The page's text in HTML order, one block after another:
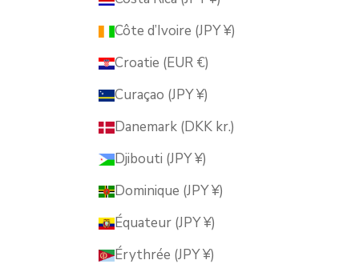
Côte d’Ivoire (JPY ¥)
Croatie (EUR €)
Curaçao (JPY ¥)
Danemark (DKK kr.)
Djibouti (JPY ¥)
Dominique (JPY ¥)
Équateur (JPY ¥)
Érythrée (JPY ¥)